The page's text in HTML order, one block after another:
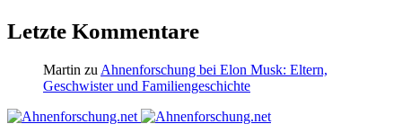
Letzte Kommentare
Martin zu Ahnenforschung bei Elon Musk: Eltern,
Geschwister und Familiengeschichte